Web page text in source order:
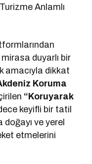
Anlamlı
duyarlı bir
amacıyla dikkat
Koruma
“Koruyarak
keyifli bir tatil
doğayı ve yerel
etmelerini